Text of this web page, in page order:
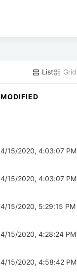
List Grid
MODIFIED
4/15/2020, 4:03:07 PM
4/15/2020, 4:03:07 PM
4/15/2020, 5:29:15 PM
4/15/2020, 4:28:24 PM
4/15/2020, 4:58:42 PM